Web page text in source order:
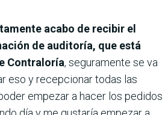
acabo de recibir el
de auditoría, que está
Contraloría, seguramente se va
eso y recepcionar todas las
empezar a hacer los pedidos